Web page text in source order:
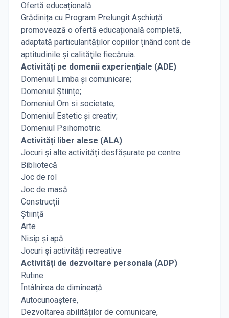
Ofertă educațională
Grădinița cu Program Prelungit Aşchiuță
promovează o ofertă educațională completă,
adaptată particularităților copiilor ținând cont de
aptitudinile şi calităţile fiecăruia.
Activități pe domenii experiențiale (ADE)
Domeniul Limba și comunicare;
Domeniul Științe;
Domeniul Om si societate;
Domeniul Estetic și creativ;
Domeniul Psihomotric.
Activități liber alese (ALA)
Jocuri și alte activități desfășurate pe centre:
Bibliotecă
Joc de rol
Joc de masă
Construcții
Știință
Arte
Nisip și apă
Jocuri și activități recreative
Activități de dezvoltare personala (ADP)
Rutine
Întâlnirea de dimineață
Autocunoaștere,
Dezvoltarea abilităților de comunicare,